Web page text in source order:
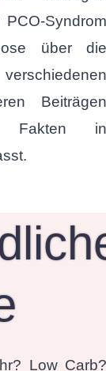
Syndrom
über die
Beiträgen
Fakten in
Low Carb?